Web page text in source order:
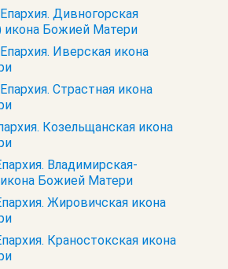
Дивногорская
икона Божией Матери
Иверская икона
Страстная икона
Козельщанская икона
Владимирская-
Божией Матери
Жировичская икона
Краностокская икона